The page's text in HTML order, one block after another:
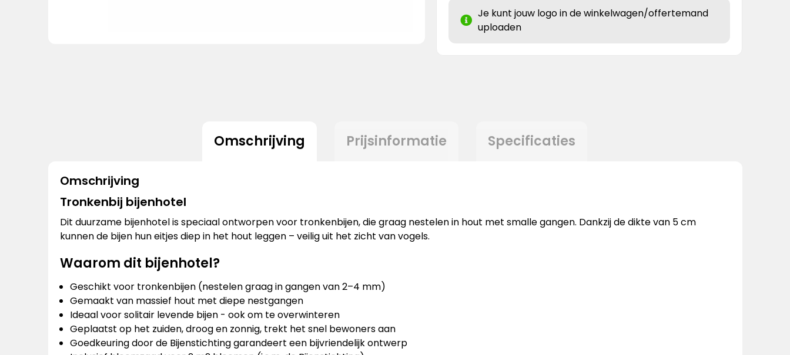
Je kunt jouw logo in de winkelwagen/offertemand
uploaden
Omschrijving Prijsinformatie Specificaties
Omschrijving
Tronkenbij bijenhotel
Dit duurzame bijenhotel is speciaal ontworpen voor tronkenbijen, die graag nestelen in hout met smalle gangen. Dankzij de dikte van 5 cm
kunnen de bijen hun eitjes diep in het hout leggen – veilig uit het zicht van vogels.
Waarom dit bijenhotel?
Geschikt voor tronkenbijen (nestelen graag in gangen van 2–4 mm)
Gemaakt van massief hout met diepe nestgangen
Ideaal voor solitair levende bijen - ook om te overwinteren
Geplaatst op het zuiden, droog en zonnig, trekt het snel bewoners aan
Goedkeuring door de Bijenstichting garandeert een bijvriendelijk ontwerp